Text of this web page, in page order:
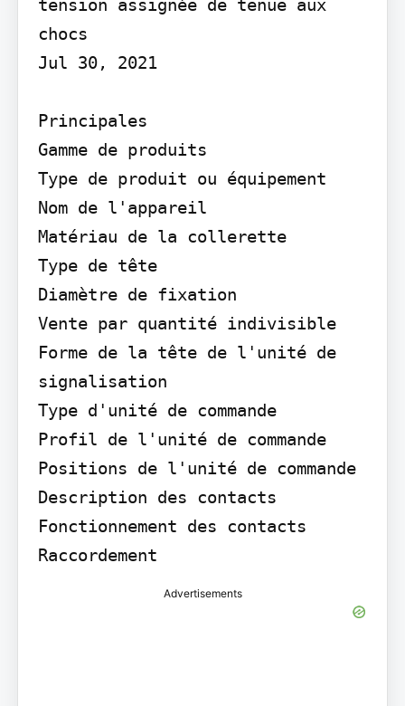
tension assignée de tenue aux
chocs
Jul 30, 2021
Principales
Gamme de produits
Type de produit ou équipement
Nom de l'appareil
Matériau de la collerette
Type de tête
Diamètre de fixation
Vente par quantité indivisible
Forme de la tête de l'unité de
signalisation
Type d'unité de commande
Profil de l'unité de commande
Positions de l'unité de commande
Description des contacts
Fonctionnement des contacts
Raccordement
Advertisements